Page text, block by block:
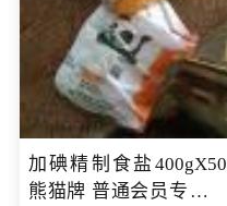
加碘精制食盐400gX50
熊猫牌 普通会员专享价